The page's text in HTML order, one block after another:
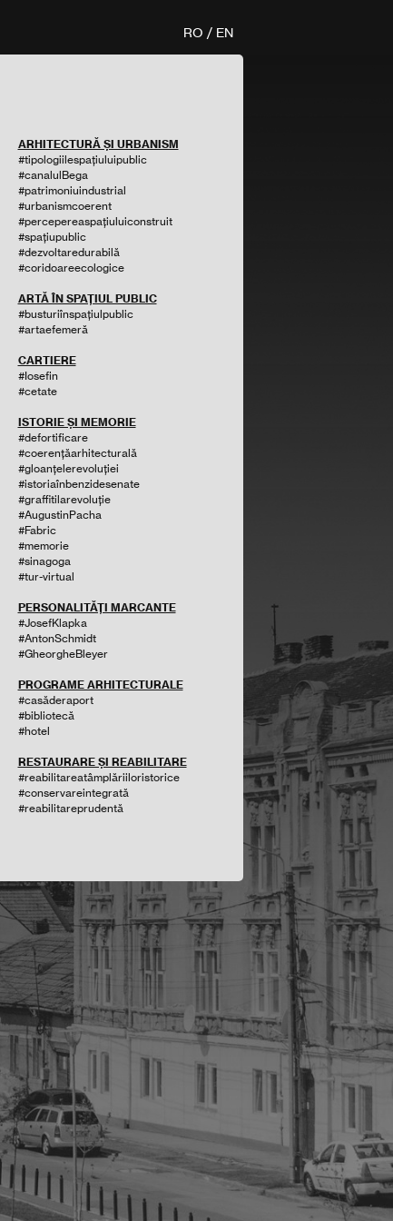
RO / EN
ARHITECTURĂ ȘI URBANISM
#tipologiilespațiuluipublic
#canalulBega
#patrimoniuindustrial
#urbanismcoerent
#percepereaspațiuluiconstruit
#spațiupublic
#dezvoltaredurabilă
#coridoareecologice
ARTĂ ÎN SPAȚIUL PUBLIC
#busturiînspațiulpublic
#artaefemeră
CARTIERE
#Iosefin
#cetate
ISTORIE ȘI MEMORIE
#defortificare
#coerențăarhitecturală
#gloanțelerevoluției
#istoriaînbenzidesenate
#graffitilarevoluție
#AugustinPacha
#Fabric
#memorie
#sinagoga
#tur-virtual
PERSONALITĂȚI MARCANTE
#JosefKlapka
#AntonSchmidt
#GheorgheBleyer
PROGRAME ARHITECTURALE
#casăderaport
#bibliotecă
#hotel
RESTAURARE ȘI REABILITARE
#reabilitareatâmplăriiloristorice
#conservareintegrată
#reabilitareprudentă